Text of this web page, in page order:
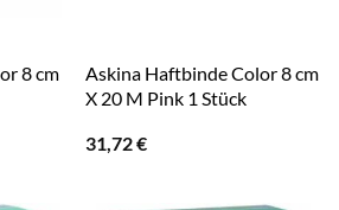
8 cm
Askina Haftbinde Color 8 cm
X 20 M Pink 1 Stück
31,72€